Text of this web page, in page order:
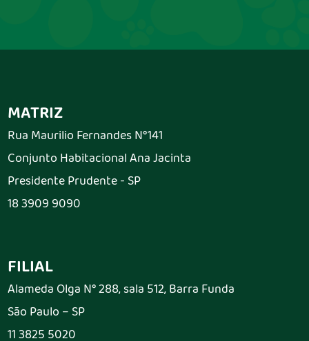
MATRIZ
Rua Maurilio Fernandes N°141
Conjunto Habitacional Ana Jacinta
Presidente Prudente - SP
18 3909 9090
FILIAL
Alameda Olga N° 288, sala 512, Barra Funda
São Paulo – SP
11 3825 5020